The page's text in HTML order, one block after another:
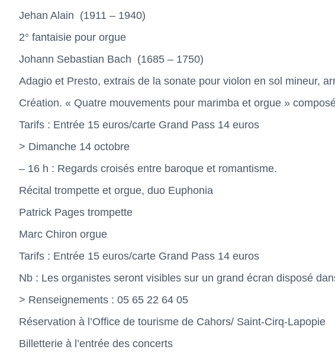
Jehan Alain (1911 – 1940)
2° fantaisie pour orgue
Johann Sebastian Bach (1685 – 1750)
Adagio et Presto, extrais de la sonate pour violon en sol mineur,
Création. « Quatre mouvements pour marimba et orgue »
Tarifs : Entrée 15 euros/carte Grand Pass 14 euros
> Dimanche 14 octobre
– 16 h : Regards croisés entre baroque et romantisme.
Récital trompette et orgue, duo Euphonia
Patrick Pages trompette
Marc Chiron orgue
Tarifs : Entrée 15 euros/carte Grand Pass 14 euros
Nb : Les organistes seront visibles sur un grand écran disposé
> Renseignements : 05 65 22 64 05
Réservation à l’Office de tourisme de Cahors/ Saint-Cirq-Lapopie
Billetterie à l’entrée des concerts